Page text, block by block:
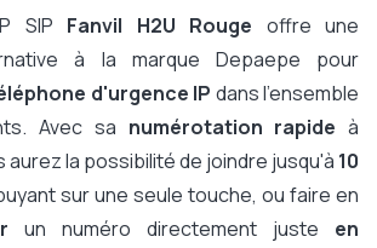
SIP Fanvil H2U Rouge offre une
à la marque Depaepe pour
d'urgence IP dans l'ensemble
Avec sa numérotation rapide à
aurez la possibilité de joindre jusqu'à 10
sur une seule touche, ou faire en
un numéro directement juste en